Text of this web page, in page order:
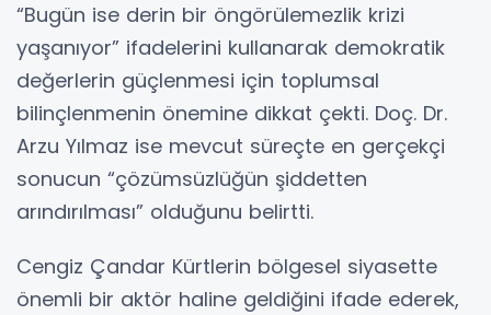
“Bugün ise derin bir öngörülemezlik krizi
yaşanıyor” ifadelerini kullanarak demokratik
değerlerin güçlenmesi için toplumsal
bilinçlenmenin önemine dikkat çekti. Doç. Dr.
Arzu Yılmaz ise mevcut süreçte en gerçekçi
sonucun “çözümsüzlüğün şiddetten
arındırılması” olduğunu belirtti.
Cengiz Çandar Kürtlerin bölgesel siyasette
önemli bir aktör haline geldiğini ifade ederek,